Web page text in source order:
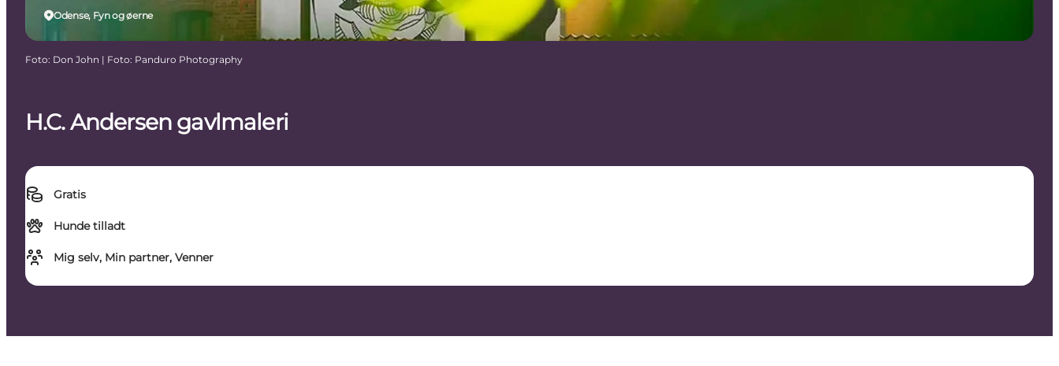
H.C. Andersen gavlmaleri
Gratis
Hunde tilladt
Mig selv, Min partner, Venner
Odense, Fyn og øerne
Foto: Don John | Foto: Panduro Photography